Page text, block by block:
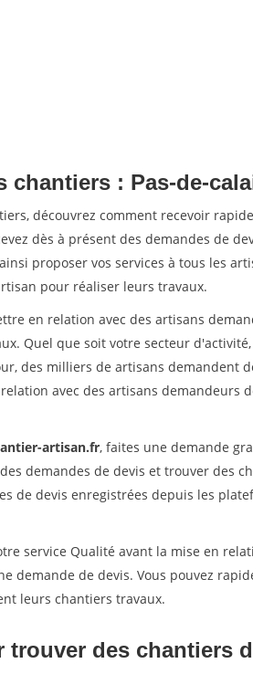
: Pas-de-
découvrez comment recevoir
dès à présent des demandes de
proposer vos services à tous les
pour réaliser leurs travaux.
en relation avec des artisans
Quel que soit votre secteur
des milliers de artisans demandent
avec des artisans demandeurs
artisan.fr, faites une demande
demandes de devis et trouver des
de devis enregistrées depuis les
service Qualité avant la mise en
demande de devis. Vous pouvez
leurs chantiers travaux.
trouver des chantiers